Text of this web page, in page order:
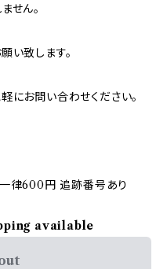
せん。
い致します。
にお問い合わせください。
律600円 追跡番号あり
available